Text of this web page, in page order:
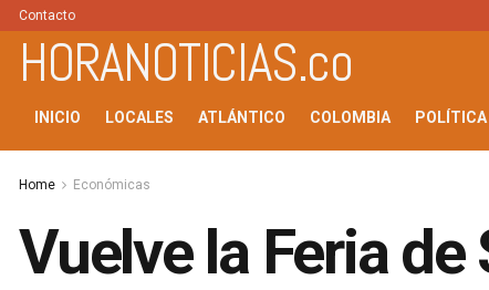
Contacto
HORANOTICIAS.co
INICIO LOCALES ATLÁNTICO COLOMBIA POLÍTICA
Home Económicas
Vuelve la Feria